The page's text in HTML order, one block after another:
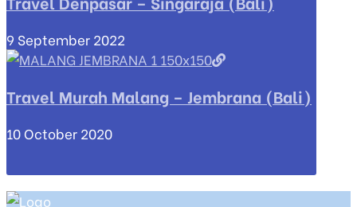
9 September 2022
Travel Murah Malang – Jembrana (Bali)
10 October 2020